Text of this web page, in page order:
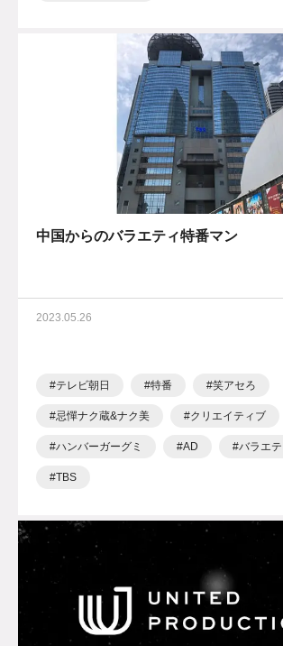
中国からのバラエティ特番マン
2023.05.26
テレビ朝日 特番 笑アセろ
忌憚ナク蔵&ナク美 クリエイティブ
ハンバーガーグミ AD バラエテ
TBS